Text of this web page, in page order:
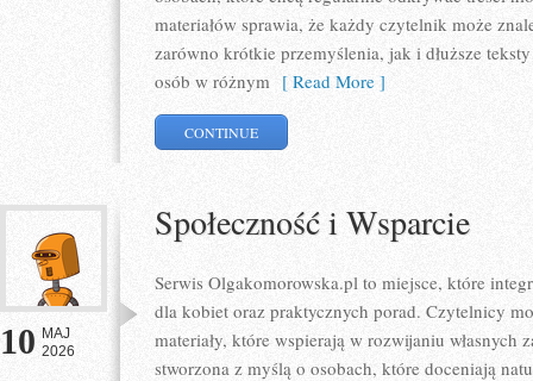
materiałów sprawia, że każdy czytelnik może
zarówno krótkie przemyślenia, jak i dłuższe
osób w różnym [ Read More ]
CONTINUE
10 MAJ
2026
Społeczność i Wsparcie
Serwis Olgakomorowska.pl to miejsce, które
dla kobiet oraz praktycznych porad. Czytelnicy
materiały, które wspierają w rozwijaniu własnych
stworzona z myślą o osobach, które doceniają